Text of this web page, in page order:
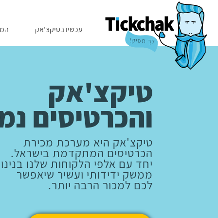
עכשיו בטיקצ'אק
טיקצ'אק
והכרטיסים
טיקצ'אק היא מערכת מכירת
הכרטיסים המתקדמת בישראל.
יחד עם אלפי הלקוחות שלנו בנינו
ממשק ידידותי ועשיר שיאפשר
לכם למכור הרבה יותר.
טיקצ'אק
והכרטיסים
טיקצ'אק היא מערכת מכירת
הכרטיסים המתקדמת בישראל.
יחד עם אלפי הלקוחות שלנו בנינו
ממשק ידידותי ועשיר שיאפשר
לכם למכור הרבה יותר.